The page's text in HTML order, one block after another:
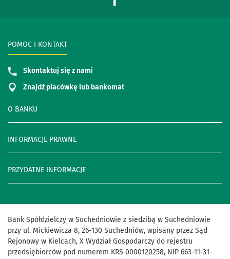
O BANKU
INFORMACJE PRAWNE
PRZYDATNE INFORMACJE
POMOC I KONTAKT
Skontaktuj się z nami
Znajdź placówkę lub bankomat
Bank Spółdzielczy w Suchedniowie z siedzibą w Suchedniowie
przy ul. Mickiewicza 8, 26-130 Suchedniów, wpisany przez Sąd
Rejonowy w Kielcach, X Wydział Gospodarczy do rejestru
przedsiębiorców pod numerem KRS 0000120258, NIP 663-11-31-